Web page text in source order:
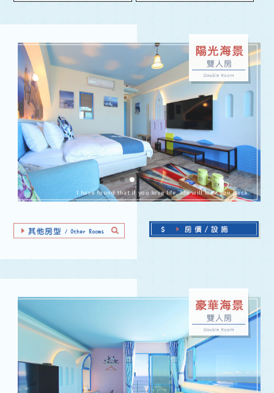
I have found that if you love life, life will love you back.